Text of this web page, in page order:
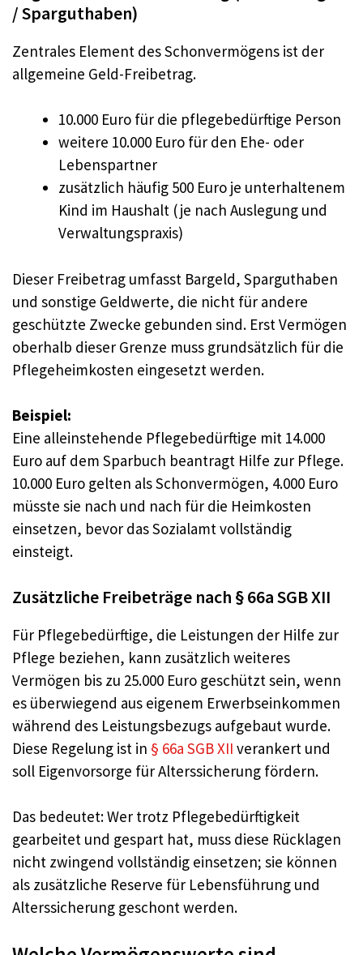
/ Sparguthaben)
Zentrales Element des Schonvermögens ist der
allgemeine Geld-Freibetrag.
10.000 Euro für die pflegebedürftige Person
weitere 10.000 Euro für den Ehe- oder
Lebenspartner
zusätzlich häufig 500 Euro je unterhaltenem
Kind im Haushalt (je nach Auslegung und
Verwaltungspraxis)
Dieser Freibetrag umfasst Bargeld, Sparguthaben
und sonstige Geldwerte, die nicht für andere
geschützte Zwecke gebunden sind. Erst Vermögen
oberhalb dieser Grenze muss grundsätzlich für die
Pflegeheimkosten eingesetzt werden.
Beispiel:
Eine alleinstehende Pflegebedürftige mit 14.000
Euro auf dem Sparbuch beantragt Hilfe zur Pflege.
10.000 Euro gelten als Schonvermögen, 4.000 Euro
müsste sie nach und nach für die Heimkosten
einsetzen, bevor das Sozialamt vollständig
einsteigt.
Zusätzliche Freibeträge nach § 66a SGB XII
Für Pflegebedürftige, die Leistungen der Hilfe zur
Pflege beziehen, kann zusätzlich weiteres
Vermögen bis zu 25.000 Euro geschützt sein, wenn
es überwiegend aus eigenem Erwerbseinkommen
während des Leistungsbezugs aufgebaut wurde.
Diese Regelung ist in § 66a SGB XII verankert und
soll Eigenvorsorge für Alterssicherung fördern.
Das bedeutet: Wer trotz Pflegebedürftigkeit
gearbeitet und gespart hat, muss diese Rücklagen
nicht zwingend vollständig einsetzen; sie können
als zusätzliche Reserve für Lebensführung und
Alterssicherung geschont werden.